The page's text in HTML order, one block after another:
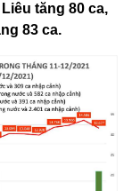
tăng 80 ca,
83 ca.